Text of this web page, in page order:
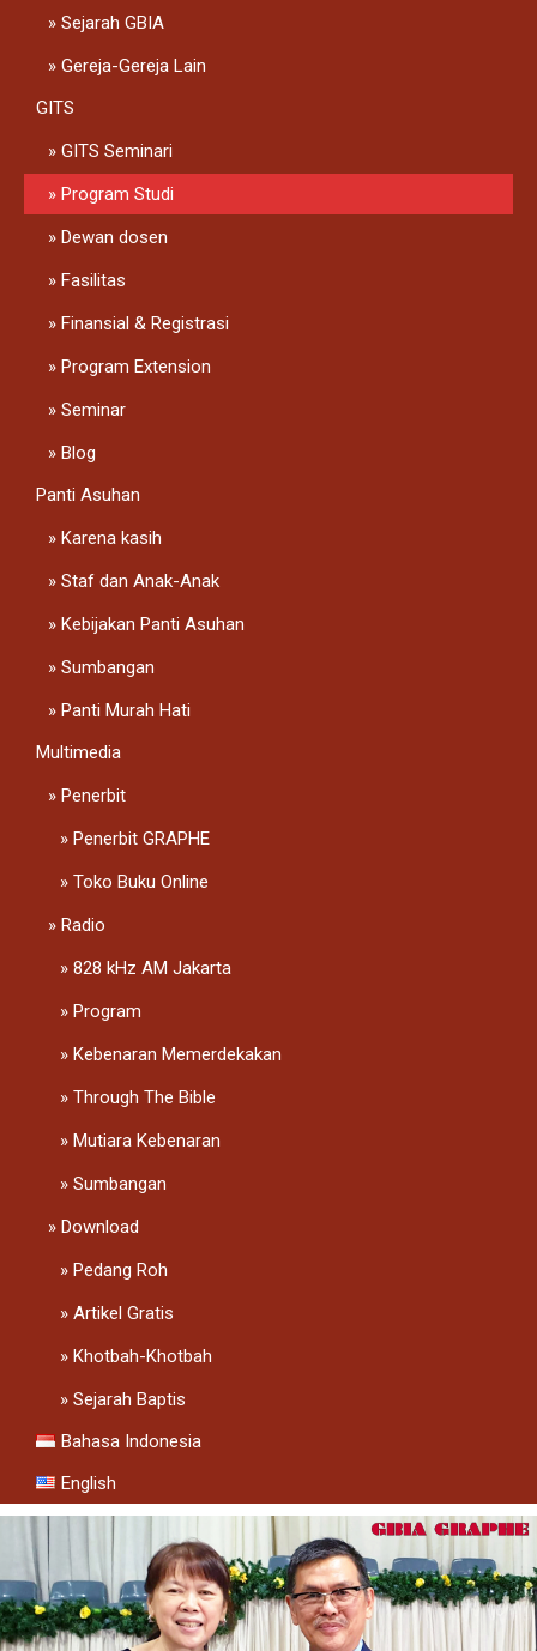
Sejarah GBIA
Gereja-Gereja Lain
GITS
GITS Seminari
Program Studi
Dewan dosen
Fasilitas
Finansial & Registrasi
Program Extension
Seminar
Blog
Panti Asuhan
Karena kasih
Staf dan Anak-Anak
Kebijakan Panti Asuhan
Sumbangan
Panti Murah Hati
Multimedia
Penerbit
Penerbit GRAPHE
Toko Buku Online
Radio
828 kHz AM Jakarta
Program
Kebenaran Memerdekakan
Through The Bible
Mutiara Kebenaran
Sumbangan
Download
Pedang Roh
Artikel Gratis
Khotbah-Khotbah
Sejarah Baptis
Bahasa Indonesia
English